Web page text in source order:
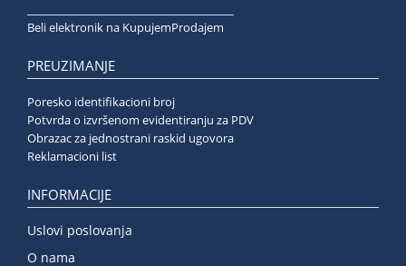
Beli elektronik na KupujemProdajem
PREUZIMANJE
Poresko identifikacioni broj
Potvrda o izvršenom evidentiranju za PDV
Obrazac za jednostrani raskid ugovora
Reklamacioni list
INFORMACIJE
Uslovi poslovanja
O nama